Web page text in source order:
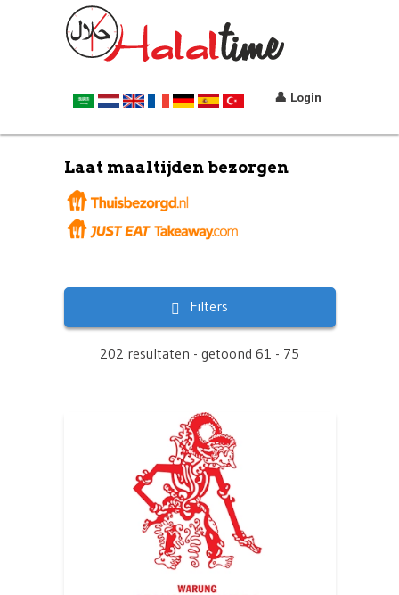
👤 Login
Laat maaltijden bezorgen
Filters
202 resultaten - getoond 61 - 75